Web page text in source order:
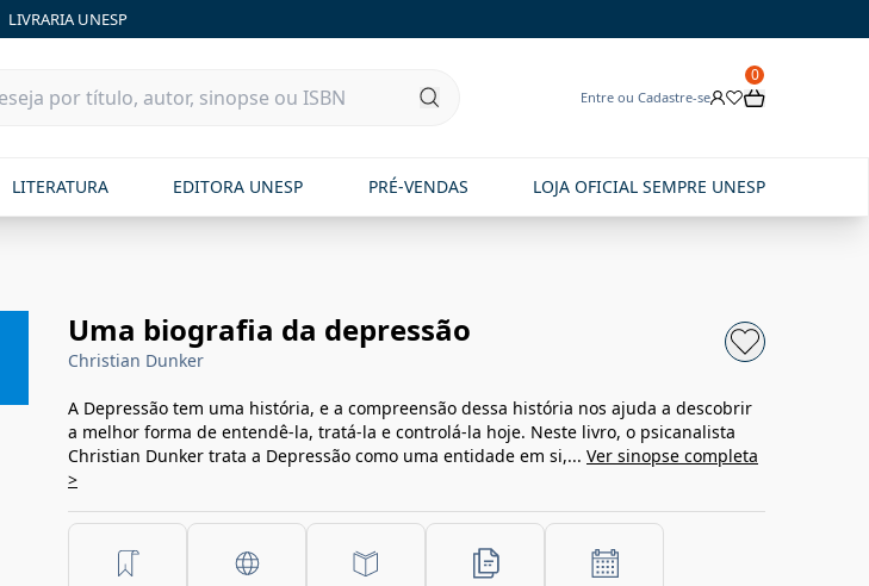
LIVRARIA UNESP
Entre ou Cadastre-se
0
LITERATURA EDITORA UNESP PRÉ-VENDAS LOJA OFICIAL SEMPRE UNESP
Uma biografia da depressão
Christian Dunker
A Depressão tem uma história, e a compreensão dessa história nos ajuda a descobrir
a melhor forma de entendê-la, tratá-la e controlá-la hoje. Neste livro, o psicanalista
Christian Dunker trata a Depressão como uma entidade em si,... Ver sinopse completa
>